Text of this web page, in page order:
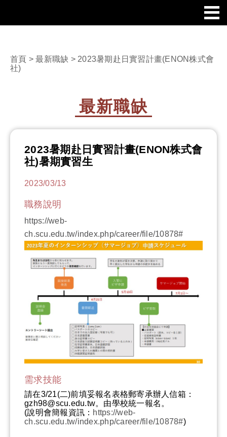
首頁 >最新職缺 > 2023暑期赴日實習計畫(ENON株式會
社)
最新職缺
2023暑期赴日實習計畫(ENON株式會
社)暑期實習生
2023/03/13
職務說明
https://web-
ch.scu.edu.tw/index.php/career/file/10878#
需求技能
請在3/21(二)前填妥報名表格郵寄承辦人信箱：
gzh98@scu.edu.tw。由學校統一報名。
(說明會簡報資訊： https://web-
ch.scu.edu.tw/index.php/career/file/10878#)